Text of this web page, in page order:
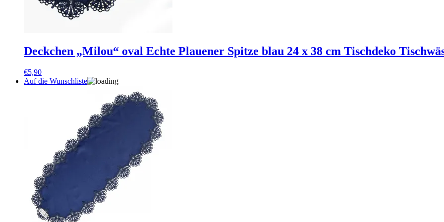
Deckchen „Milou“ oval Echte Plauener Spitze blau 24 x 38 cm Tischdeko
€5,90
Auf die Wunschliste